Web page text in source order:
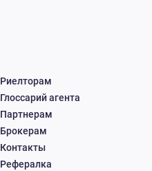
Риелторам
Глоссарий агента
Партнерам
Брокерам
Контакты
Рефералка